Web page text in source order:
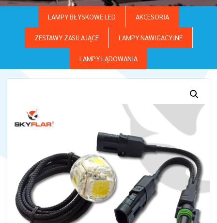
LAMPY BŁYSKOWE LED AKCESORIA
ZESTAWY ZASILAJĄCE LAMPY NAWIGACYJNE
LAMPY LĄDOWANIA